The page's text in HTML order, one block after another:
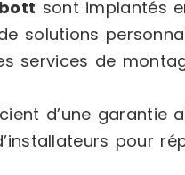
bott sont implantés
solutions
services de
d’une garantie
pour